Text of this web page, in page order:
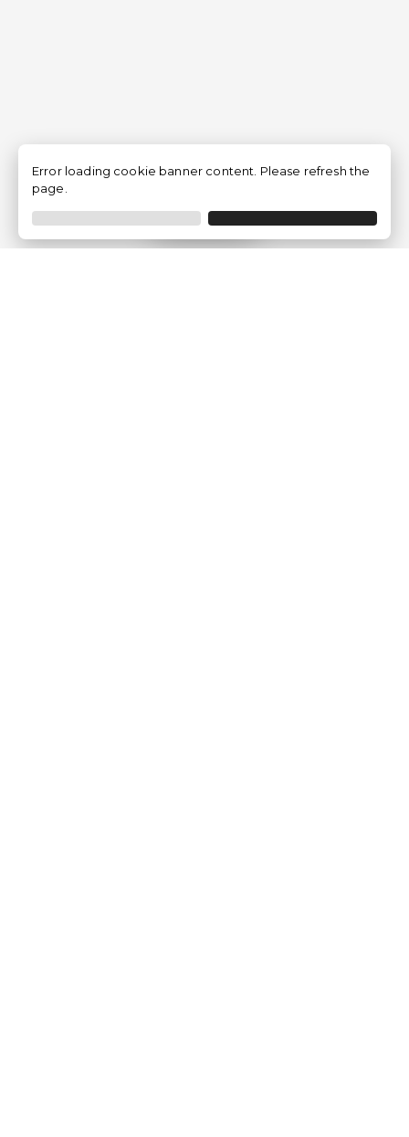
Filtrer
Error loading cookie banner content. Please refresh the
page.